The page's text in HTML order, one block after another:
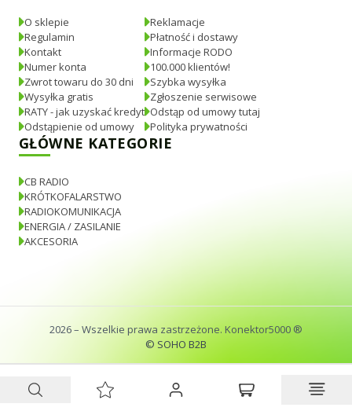
O sklepie
Regulamin
Kontakt
Numer konta
Zwrot towaru do 30 dni
Wysyłka gratis
RATY - jak uzyskać kredyt
Odstąpienie od umowy
Reklamacje
Płatność i dostawy
Informacje RODO
100.000 klientów!
Szybka wysyłka
Zgłoszenie serwisowe
Odstąp od umowy tutaj
Polityka prywatności
GŁÓWNE KATEGORIE
CB RADIO
KRÓTKOFALARSTWO
RADIOKOMUNIKACJA
ENERGIA / ZASILANIE
AKCESORIA
2026– Wszelkie prawa zastrzeżone. Konektor5000 ®
© SOHO B2B